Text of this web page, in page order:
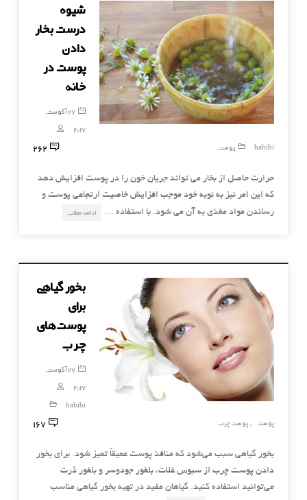
شیوه
درست بخار
دادن
پوست در
خانه
27 آگوست,
2017
habibi
پوست 262
حرارت حاصل از بخار می تواند جریان خون را در پوست افزایش دهد
که این امر نیز به نوبه خود موجب افزایش خاصیت ارتجاعی پوست و
رساندن مواد مغذی به آن می شود. با استفاده …
ادامه مطلب
بخور گیاهی
برای
پوست‌های
چرب
27 آگوست,
2017
habibi
پوست
, پوست چرب 167
بخور گیاهی سبب می‌شود که منافذ پوست عمیقاً تمیز شود. برای بخور
دادن پوست چرب از سبوس غلات، بلغور جودوسر و بلغور ذرت
می‌توانید استفاده کنید. گیاهان مفید در تهیه بخور گیاهی مناسب